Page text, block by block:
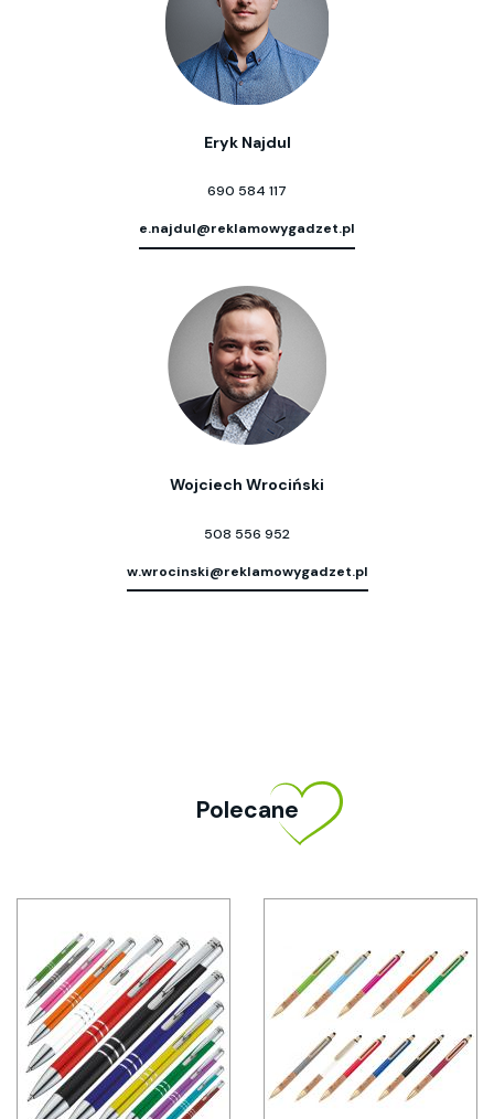
Eryk Najdul
690 584 117
e.najdul@reklamowygadzet.pl
Wojciech Wrociński
508 556 952
w.wrocinski@reklamowygadzet.pl
Polecane